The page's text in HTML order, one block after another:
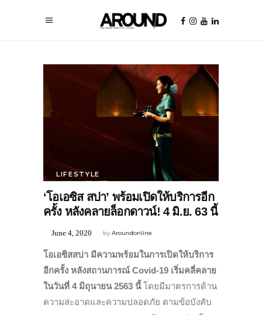
LIFESTYLE
‘โอเอซิส สปา’ พร้อมเปิดให้บริการอีก
ครั้ง หลังคลายล็อกดาวน์! 4 มิ.ย. 63 นี้
byAroundonline
June 4, 2020
โอเอซิสสปา มีความพร้อมในการเปิดให้บริการ
อีกครั้ง หลังสถานการณ์ Covid-19 เริ่มคลี่คลาย
ในวันที่ 4 มิถุนายน 2563 นี้โดยมีมาตรการด้าน
ความสะอาดและความปลอดภัย ตามข้อบังคับ